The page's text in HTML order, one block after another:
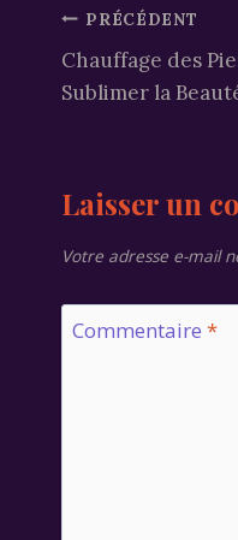
de
PRÉCÉDENT
Chauffage des
Sublimer la
Laisser un
Votre adresse e-mail
Commentaire *